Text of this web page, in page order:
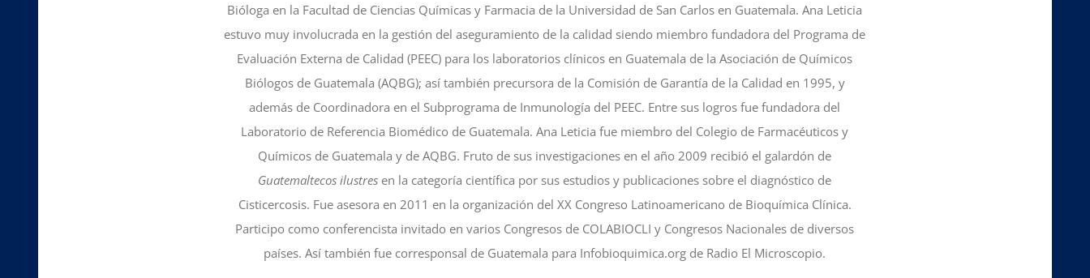
Bióloga en la Facultad de Ciencias Químicas y Farmacia de la Universidad de San Carlos en Guatemala. Ana Leticia
estuvo muy involucrada en la gestión del aseguramiento de la calidad siendo miembro fundadora del Programa de
Evaluación Externa de Calidad (PEEC) para los laboratorios clínicos en Guatemala de la Asociación de Químicos
Biólogos de Guatemala (AQBG); así también precursora de la Comisión de Garantía de la Calidad en 1995, y
además de Coordinadora en el Subprograma de Inmunología del PEEC. Entre sus logros fue fundadora del
Laboratorio de Referencia Biomédico de Guatemala. Ana Leticia fue miembro del Colegio de Farmacéuticos y
Químicos de Guatemala y de AQBG. Fruto de sus investigaciones en el año 2009 recibió el galardón de
Guatemaltecos ilustres en la categoría científica por sus estudios y publicaciones sobre el diagnóstico de
Cisticercosis. Fue asesora en 2011 en la organización del XX Congreso Latinoamericano de Bioquímica Clínica.
Participo como conferencista invitado en varios Congresos de COLABIOCLI y Congresos Nacionales de diversos
países. Así también fue corresponsal de Guatemala para Infobioquimica.org de Radio El Microscopio.